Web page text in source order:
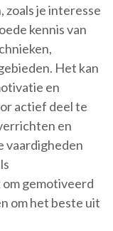
je interesse
kennis van
Het kan
en
actief deel te
en
vaardigheden
gemotiveerd
om het beste uit